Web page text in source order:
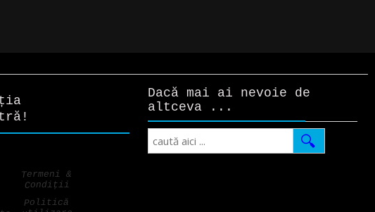
Termeni &
Condiții
Politică
Dacă mai ai nevoie de
altceva ...
Search